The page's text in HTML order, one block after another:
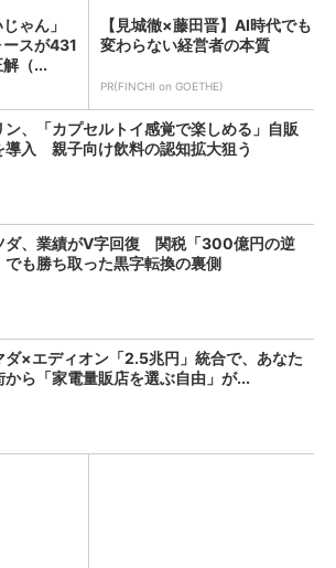
ゃん」
スが431
（...
【見城徹×藤田晋】AI時代でも
変わらない経営者の本質
PR(FINCHI on GOETHE)
ン、「カプセルトイ感覚で楽しめる」自販
導入 親子向け飲料の認知拡大狙う
ダ、業績がV字回復 関税「300億円の逆
でも勝ち取った黒字転換の裏側
ダ×エディオン「2.5兆円」統合で、あなた
から「家電量販店を選ぶ自由」が...